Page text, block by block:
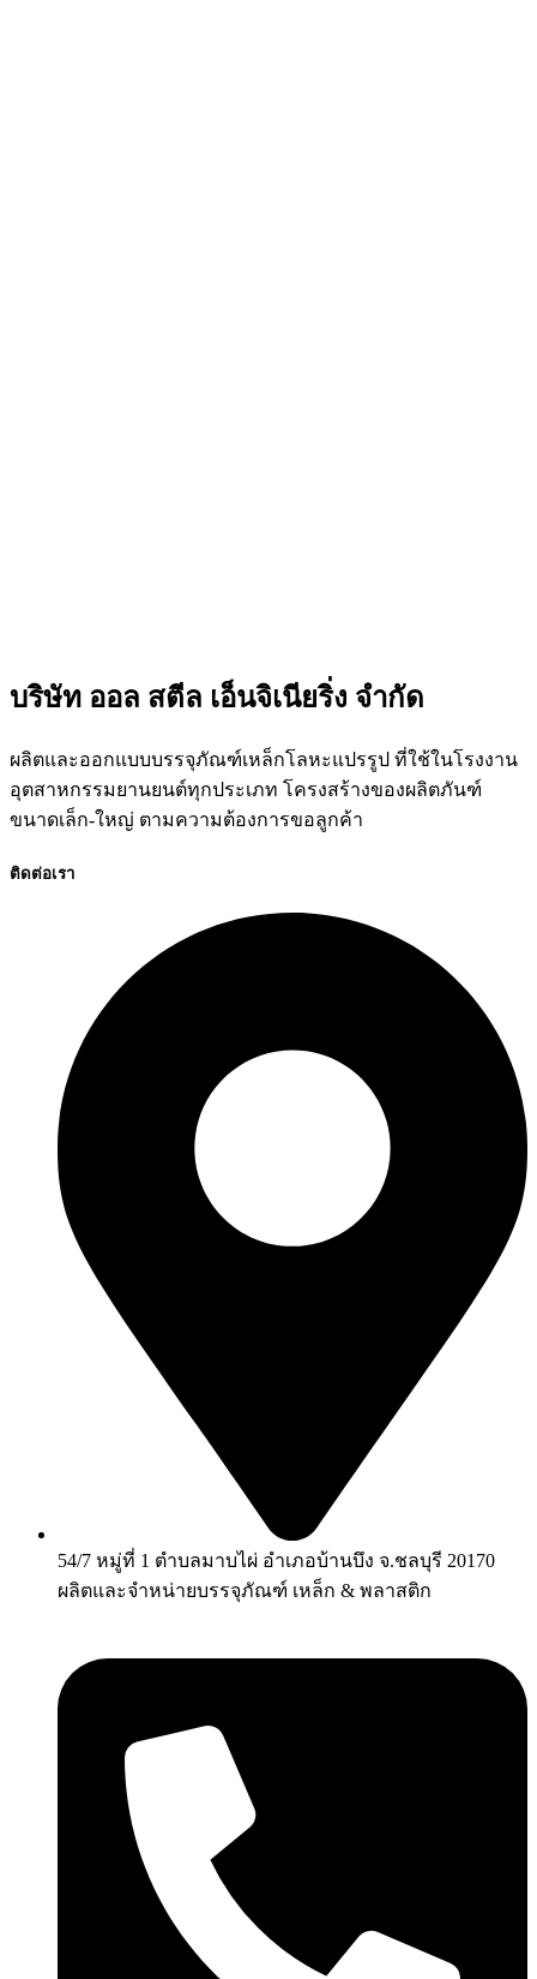
บริษัท ออล สตีล เอ็นจิเนียริ่ง จำกัด
ผลิตและออกแบบบรรจุภัณฑ์เหล็กโลหะแปรรูป ที่ใช้ในโรงงาน
อุตสาหกรรมยานยนต์ทุกประเภท โครงสร้างของผลิตภันฑ์
ขนาดเล็ก-ใหญ่ ตามความต้องการขอลูกค้า
ติดต่อเรา
54/7 หมู่ที่ 1 ตำบลมาบไผ่ อำเภอบ้านบึง จ.ชลบุรี 20170
ผลิตและจำหน่ายบรรจุภัณฑ์ เหล็ก & พลาสติก